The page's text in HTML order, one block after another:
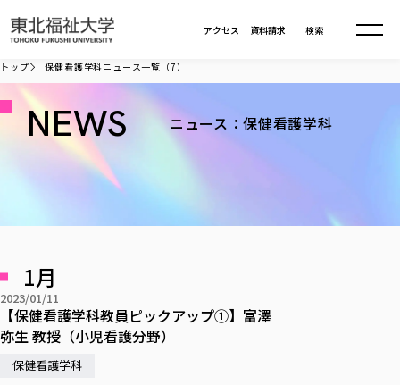
資料請求
アクセス 検索
大学について
東北福祉大学の想い
建学の精神・教育の理念
学長室の窓
教育方針
大学の概要
大学の歩み
学生・教職員・卒業生数
学則
大学の取り組み
大学の取り組み
社会連携・研究
情報公開
学部・大学院
学部・大学院TOP
総合福祉学部
総合福祉学部
社会福祉学科
福祉心理学科
共生まちづくり学部
共生まちづくり学部
共生まちづくり学科
教育学部
入学試験
デジタルパンフ
進路・就職
進路・就職 TOP
課外活動
トップ 保健看護学科ニュース一覧（7）
NEWS ニュース：保健看護学科
1月
2023/01/11
【保健看護学科教員ピックアップ①】富澤
弥生 教授（小児看護分野）
保健看護学科